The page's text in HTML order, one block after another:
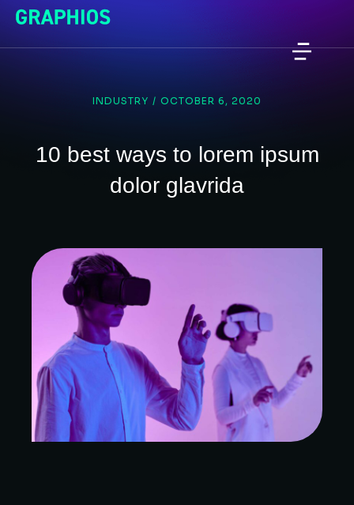
INDUSTRY / OCTOBER 6, 2020
10 best ways to lorem ipsum
dolor glavrida